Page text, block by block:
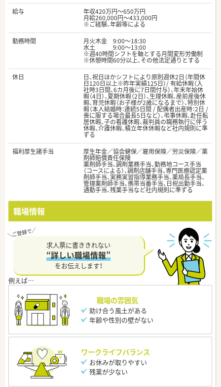
給与
年収420万円～650万円
月給260,000円～433,000円
※ご経験、年齢等による
勤務時間
月火木金 9:00～18:30
水土 9:00～13:00
※週40時間シフトを軸とする月間変形労働制
※休憩時間60分以上、その他法定通りとする
休日
日、祝日ほかシフトにより原則週休2日（年間休
日120日以上※昨年実績125日）/ 有給休暇（入
社時3日間、6カ月後に7日間付与）、年末年始休
暇（4日）、夏期休暇（2日）、生理休暇、産前産後休
暇、育児休暇（お子様が2歳になるまで）、特別休
暇（本人結婚時：連続5日間 / 配偶者出産時：2日 /
喪に服する場合最長5日など）、弔事休暇、赴任転
居休暇、子の看護休暇、裁判員の職務執行に伴う
休暇、介護休暇、積立年休休暇など社内規則に準
ずる
福利厚生諸手当
厚生年金／協会健保／雇用保険／労災保険／薬
剤師賠償責任保険
薬剤師手当、調剤業務手当、勤務地コース手当
（コースによる）、調剤店舗手当、専門医療認定薬
剤師手当、実務実習指導業務手当、薬局長手当、
管理薬剤師手当、携帯当番手当、日祝出勤手当、
通勤手当、残業手当など社内規則に準ずる
職場情報
求人票に書ききれない
“詳しい職場情報”
をお伝えします！
職場の雰囲気
助け合う風土がある
年齢や性別の壁がない
ワークライフバランス
お休みが取りやすい
残業が少ない